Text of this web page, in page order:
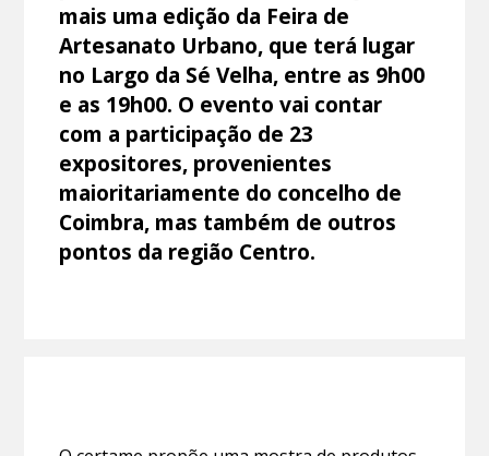
mais uma edição da Feira de
Artesanato Urbano, que terá lugar
no Largo da Sé Velha, entre as 9h00
e as 19h00. O evento vai contar
com a participação de 23
expositores, provenientes
maioritariamente do concelho de
Coimbra, mas também de outros
pontos da região Centro.